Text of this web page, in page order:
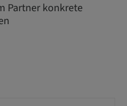
Partner konkrete